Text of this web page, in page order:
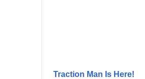
Traction Man Is Here!